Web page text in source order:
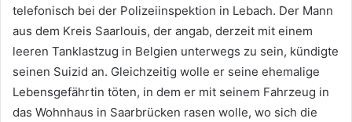
telefonisch bei der Polizeiinspektion in Lebach. Der Mann
aus dem Kreis Saarlouis, der angab, derzeit mit einem
leeren Tanklastzug in Belgien unterwegs zu sein, kündigte
seinen Suizid an. Gleichzeitig wolle er seine ehemalige
Lebensgefährtin töten, in dem er mit seinem Fahrzeug in
das Wohnhaus in Saarbrücken rasen wolle, wo sich die